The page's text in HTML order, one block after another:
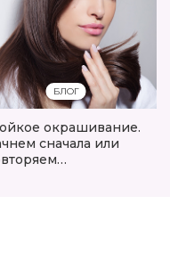
БЛОГ
окрашивание.
сначала или